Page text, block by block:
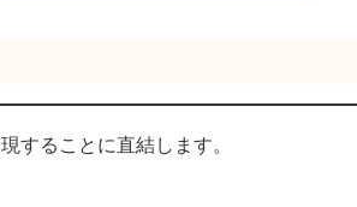
することに直結します。